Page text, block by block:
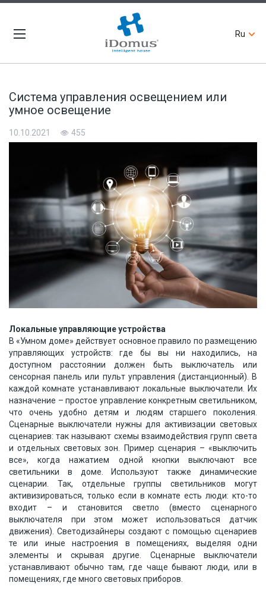
Ru
Система управления освещением или
умное освещение
10.10.2021 455
Локальные управляющие устройства
В «Умном доме» действует основное правило по размещению
управляющих устройств: где бы вы ни находились, на
доступном расстоянии должен быть выключатель или
сенсорная панель или пульт управления (дистанционный). В
каждой комнате устанавливают локальные выключатели. Их
назначение – простое управление конкретным светильником,
что очень удобно детям и людям старшего поколения.
Сценарные выключатели нужны для активизации световых
сценариев: так называют схемы взаимодействия групп света
и отдельных световых зон. Пример сценария – «выключить
все», когда нажатием одной кнопки выключают все
светильники в доме. Используют также динамические
сценарии. Так, отдельные группы светильников могут
активизироваться, только если в комнате есть люди: кто-то
входит – и становится светло (вместо сценарного
выключателя при этом может использоваться датчик
движения). Светодизайнеры создают с помощью сценариев
те или иные настроения в помещениях, выделяя одни
элементы и скрывая другие. Сценарные выключатели
устанавливают обычно там, где чаще бывают люди, или в
помещениях, где много световых приборов.